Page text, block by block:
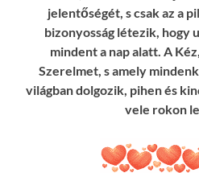
jelentőségét, s csak az a
bizonyosság létezik, hogy
mindent a nap alatt. A
Szerelmet, s amely
világban dolgozik, pihen és
vele rokon